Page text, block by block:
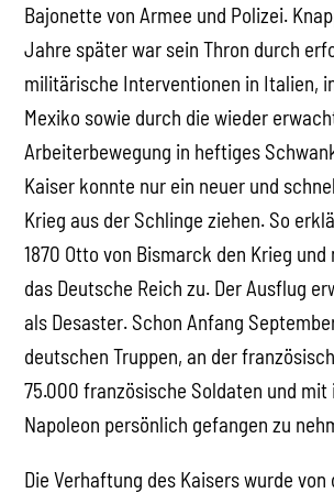
Bajonette von Armee und Polizei.
Jahre später war sein Thron durch
militärische Interventionen in Italien,
Mexiko sowie durch die wieder
Arbeiterbewegung in heftiges
Kaiser konnte nur ein neuer und
Krieg aus der Schlinge ziehen. So
1870 Otto von Bismarck den Krieg
das Deutsche Reich zu. Der Ausflug
als Desaster. Schon Anfang
deutschen Truppen, an der
75.000 französische Soldaten und mit
Napoleon persönlich gefangen zu
Die Verhaftung des Kaisers wurde von